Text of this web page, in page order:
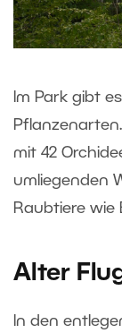
Im Park gibt
mit 42
umliegenden
Raubtiere wie
Alter
In den